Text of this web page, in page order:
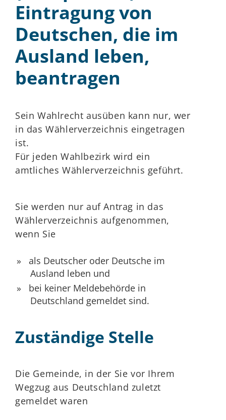
Eintragung von
Deutschen, die im
Ausland leben,
beantragen
Sein Wahlrecht ausüben kann nur, wer
in das Wählerverzeichnis eingetragen
ist.
Für jeden Wahlbezirk wird ein
amtliches Wählerverzeichnis geführt.
Sie werden nur auf Antrag in das
Wählerverzeichnis aufgenommen,
wenn Sie
als Deutscher oder Deutsche im
Ausland leben und
bei keiner Meldebehörde in
Deutschland gemeldet sind.
Zuständige Stelle
Die Gemeinde, in der Sie vor Ihrem
Wegzug aus Deutschland zuletzt
gemeldet waren